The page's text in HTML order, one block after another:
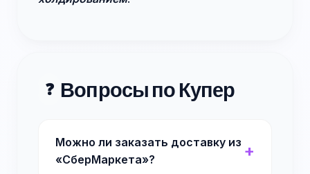
❓ Вопросы по Купер
Можно ли заказать доставку из
«СберМаркета»?